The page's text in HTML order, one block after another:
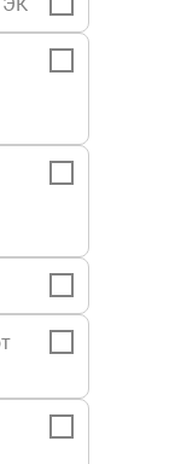
Средства
Установки
Шкафы
Щиты
Табло